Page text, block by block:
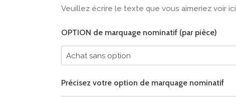
Veuillez écrire le texte que vous aimeriez voir ici
OPTION de marquage nominatif (par pièce)
Précisez votre option de marquage nominatif